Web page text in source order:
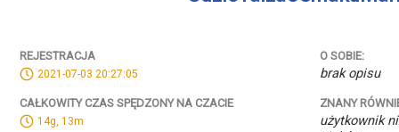
REJESTRACJA
2021-07-03 20:27:05
CAŁKOWITY CZAS SPĘDZONY NA CZACIE
14g, 13m
O SOBIE:
brak opisu
ZNANY
użytkownik